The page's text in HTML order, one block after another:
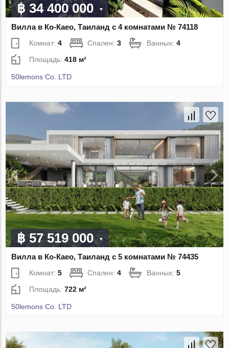
฿ 34 400 000
Вилла в Ко-Каео, Таиланд с 4 комнатами № 74118
Комнат:4 Спален:3 Ванных:4
Площадь:418 м²
50lemons Co. LTD
฿ 57 519 000
Вилла в Ко-Каео, Таиланд с 5 комнатами № 74435
Комнат:5 Спален:4 Ванных:5
Площадь:722 м²
50lemons Co. LTD